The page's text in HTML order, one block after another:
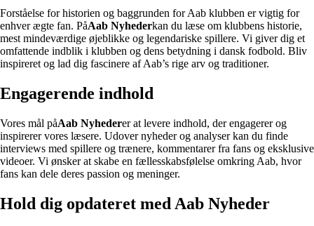
Forståelse for historien og baggrunden for Aab klubben er vigtig for
enhver ægte fan. PåAab Nyhederkan du læse om klubbens historie,
mest mindeværdige øjeblikke og legendariske spillere. Vi giver dig et
omfattende indblik i klubben og dens betydning i dansk fodbold. Bliv
inspireret og lad dig fascinere af Aab’s rige arv og traditioner.
Engagerende indhold
Vores mål påAab Nyhederer at levere indhold, der engagerer og
inspirerer vores læsere. Udover nyheder og analyser kan du finde
interviews med spillere og trænere, kommentarer fra fans og eksklusive
videoer. Vi ønsker at skabe en fællesskabsfølelse omkring Aab, hvor
fans kan dele deres passion og meninger.
Hold dig opdateret med Aab Nyheder